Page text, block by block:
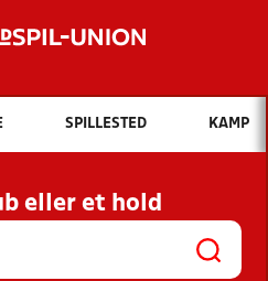
Hvad vil du søge efter?
INDHOLD OG NYHEDER
KLUBBER OG
SPILLESTED KAMP
eller et hold